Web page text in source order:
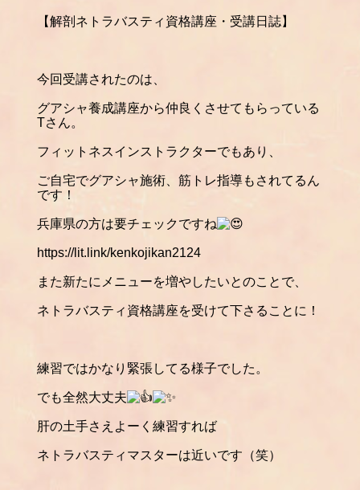
【解剖ネトラバスティ資格講座・受講日誌】
今回受講されたのは、
グアシャ養成講座から仲良くさせてもらっている
Tさん。
フィットネスインストラクターでもあり、
ご自宅でグアシャ施術、筋トレ指導もされてるん
です！
兵庫県の方は要チェックですね
https://lit.link/kenkojikan2124
また新たにメニューを増やしたいとのことで、
ネトラバスティ資格講座を受けて下さることに！
練習ではかなり緊張してる様子でした。
でも全然大丈夫
肝の土手さえよーく練習すれば
ネトラバスティマスターは近いです（笑）